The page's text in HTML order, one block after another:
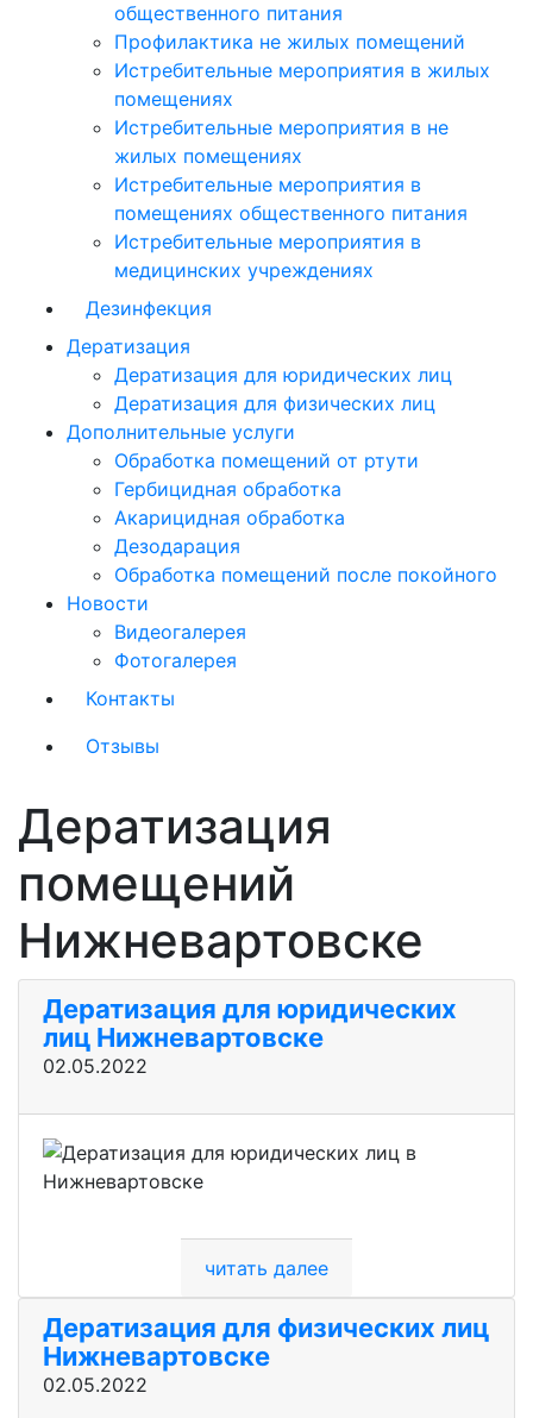
общественного питания
Профилактика не жилых помещений
Истребительные мероприятия в жилых
помещениях
Истребительные мероприятия в не
жилых помещениях
Истребительные мероприятия в
помещениях общественного питания
Истребительные мероприятия в
медицинских учреждениях
Дезинфекция
Дератизация
Дератизация для юридических лиц
Дератизация для физических лиц
Дополнительные услуги
Обработка помещений от ртути
Гербицидная обработка
Акарицидная обработка
Дезодарация
Обработка помещений после покойного
Новости
Видеогалерея
Фотогалерея
Контакты
Отзывы
Дератизация
помещений
Нижневартовске
Дератизация для юридических
лиц Нижневартовске
02.05.2022
читать далее
Дератизация для физических лиц
Нижневартовске
02.05.2022